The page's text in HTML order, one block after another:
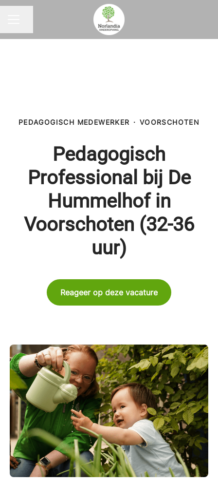
PEDAGOGISCH MEDEWERKER · VOORSCHOTEN
Pedagogisch
Professional bij De
Hummelhof in
Voorschoten (32-36
uur)
Reageer op deze vacature